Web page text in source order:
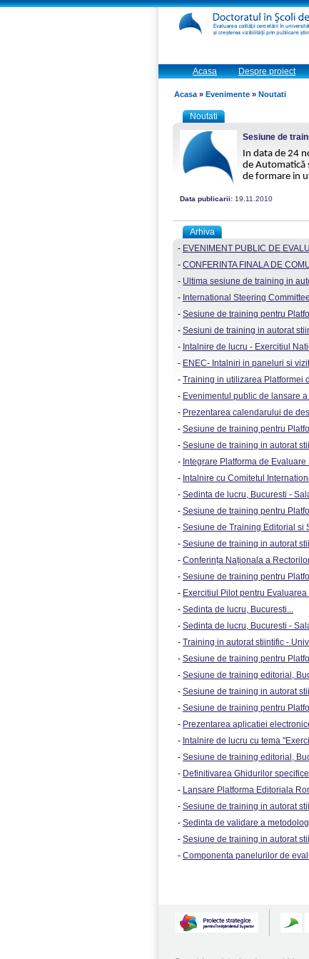
Acasa Despre proiect
Acasa » Evenimente » Noutati
Noutati
Sesiune de
In data de 24
de Automatică
de formare in
Data publicarii: 19.11.2010
Arhiva
- EVENIMENT PUBLIC DE
- CONFERINTA FINALA DE
- Ultima sesiune de training in
- International Steering
- Sesiune de training pentru
- Sesiuni de training in autorat
- Intalnire de lucru - Exercitiul
- ENEC- Intalniri in paneluri si
- Training in utilizarea Platformei
- Evenimentul public de lansare
- Prezentarea calendarului de
- Sesiune de training pentru
- Sesiune de training in autorat
- Integrare Platforma de
- Intalnire cu Comitetul
- Sedinta de lucru, Bucuresti -
- Sesiune de training pentru
- Sesiune de Training Editorial si
- Sesiune de training in autorat
- Conferința Naționala a
- Sesiune de training pentru
- Exercitiul Pilot pentru
- Sedinta de lucru, Bucuresti...
- Sedinta de lucru, Bucuresti -
- Training in autorat stiintific -
- Sesiune de training pentru
- Sesiune de training editorial,
- Sesiune de training in autorat
- Sesiune de training pentru
- Prezentarea aplicatiei
- Intalnire de lucru cu tema
- Sesiune de training editorial,
- Definitivarea Ghidurilor
- Lansare Platforma Editoriala
- Sesiune de training in autorat
- Sedinta de validare a
- Sesiune de training in autorat
- Componenta panelurilor de